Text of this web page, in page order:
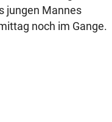
jungen Mannes
noch im Gange.